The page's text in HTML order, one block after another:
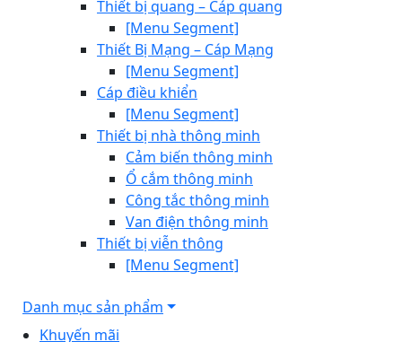
Thiết bị quang – Cáp quang
[Menu Segment]
Thiết Bị Mạng – Cáp Mạng
[Menu Segment]
Cáp điều khiển
[Menu Segment]
Thiết bị nhà thông minh
Cảm biến thông minh
Ổ cắm thông minh
Công tắc thông minh
Van điện thông minh
Thiết bị viễn thông
[Menu Segment]
Danh mục sản phẩm
Khuyến mãi